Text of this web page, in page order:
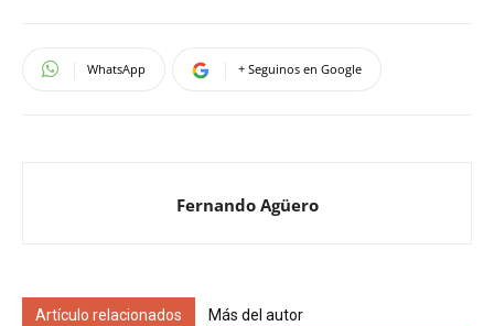
WhatsApp + Seguinos en Google
Fernando Agüero
Artículo relacionados Más del autor